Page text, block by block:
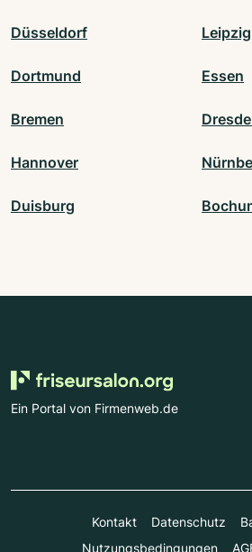
Düsseldorf Leipzig
Dortmund Essen
Bremen
Hannover
Duisburg
Ein Portal von Firmenweb.de
Kontakt Datenschutz
Nutzungsbedingungen